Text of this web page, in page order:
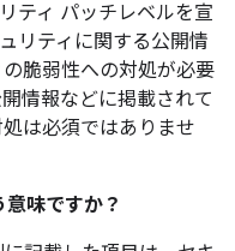
ティ パッチレベルを宣
リティに関する公開情
脆弱性への対処が必要
情報などに掲載されて
は必須ではありませ
味ですか？